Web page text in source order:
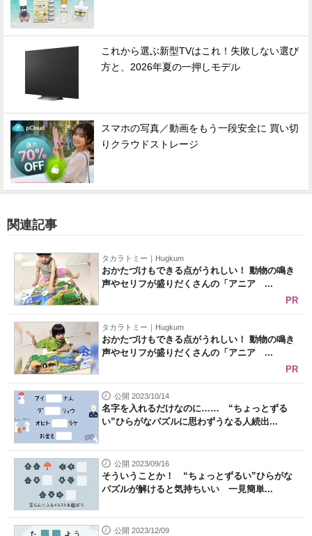
これから選ぶ新型TVはこれ！失敗しない選び
方と、2026年夏の一押しモデル
スマホの写真／動画をもう一段安全に 買い切
りクラウドストレージ
関連記事
タカラトミー｜Hugkum
おかたづけもできる点がうれしい！ 動物の鳴き
声やセリフが盛りだくさんの「アニア ...
PR
タカラトミー｜Hugkum
おかたづけもできる点がうれしい！ 動物の鳴き
声やセリフが盛りだくさんの「アニア ...
PR
公開 2023/10/14
名字を入れるだけなのに…… “ちょっとずる
い”ひらがなパズルに思わずうなる人続出...
公開 2023/09/16
そういうことか！ “ちょっとずるい”ひらがな
パズルが解けると気持ちいい 一見簡単...
公開 2023/12/09